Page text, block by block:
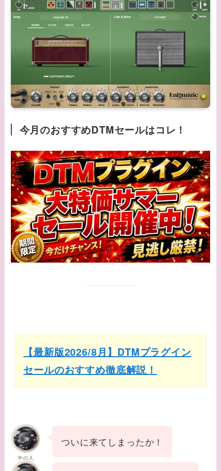
今月のおすすめDTMセールはコレ！
【最新版2026/8月】DTMプラグイン
セールのおすすめ徹底解説！
中の人
ついに来てしまったか！